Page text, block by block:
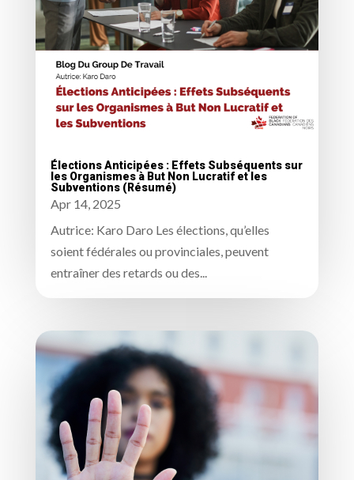
Élections Anticipées : Effets Subséquents sur
les Organismes à But Non Lucratif et les
Subventions (Résumé)
Apr 14, 2025
Autrice: Karo Daro Les élections, qu’elles
soient fédérales ou provinciales, peuvent
entraîner des retards ou des...